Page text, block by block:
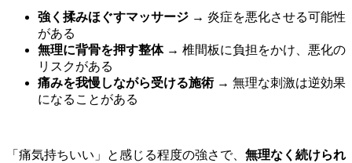
強く揉みほぐすマッサージ → 炎症を悪化させる可能性
がある
無理に背骨を押す整体→ 椎間板に負担をかけ、悪化の
リスクがある
痛みを我慢しながら受ける施術→ 無理な刺激は逆効果
になることがある
「痛気持ちいい」と感じる程度の強さで、 無理なく続けられ